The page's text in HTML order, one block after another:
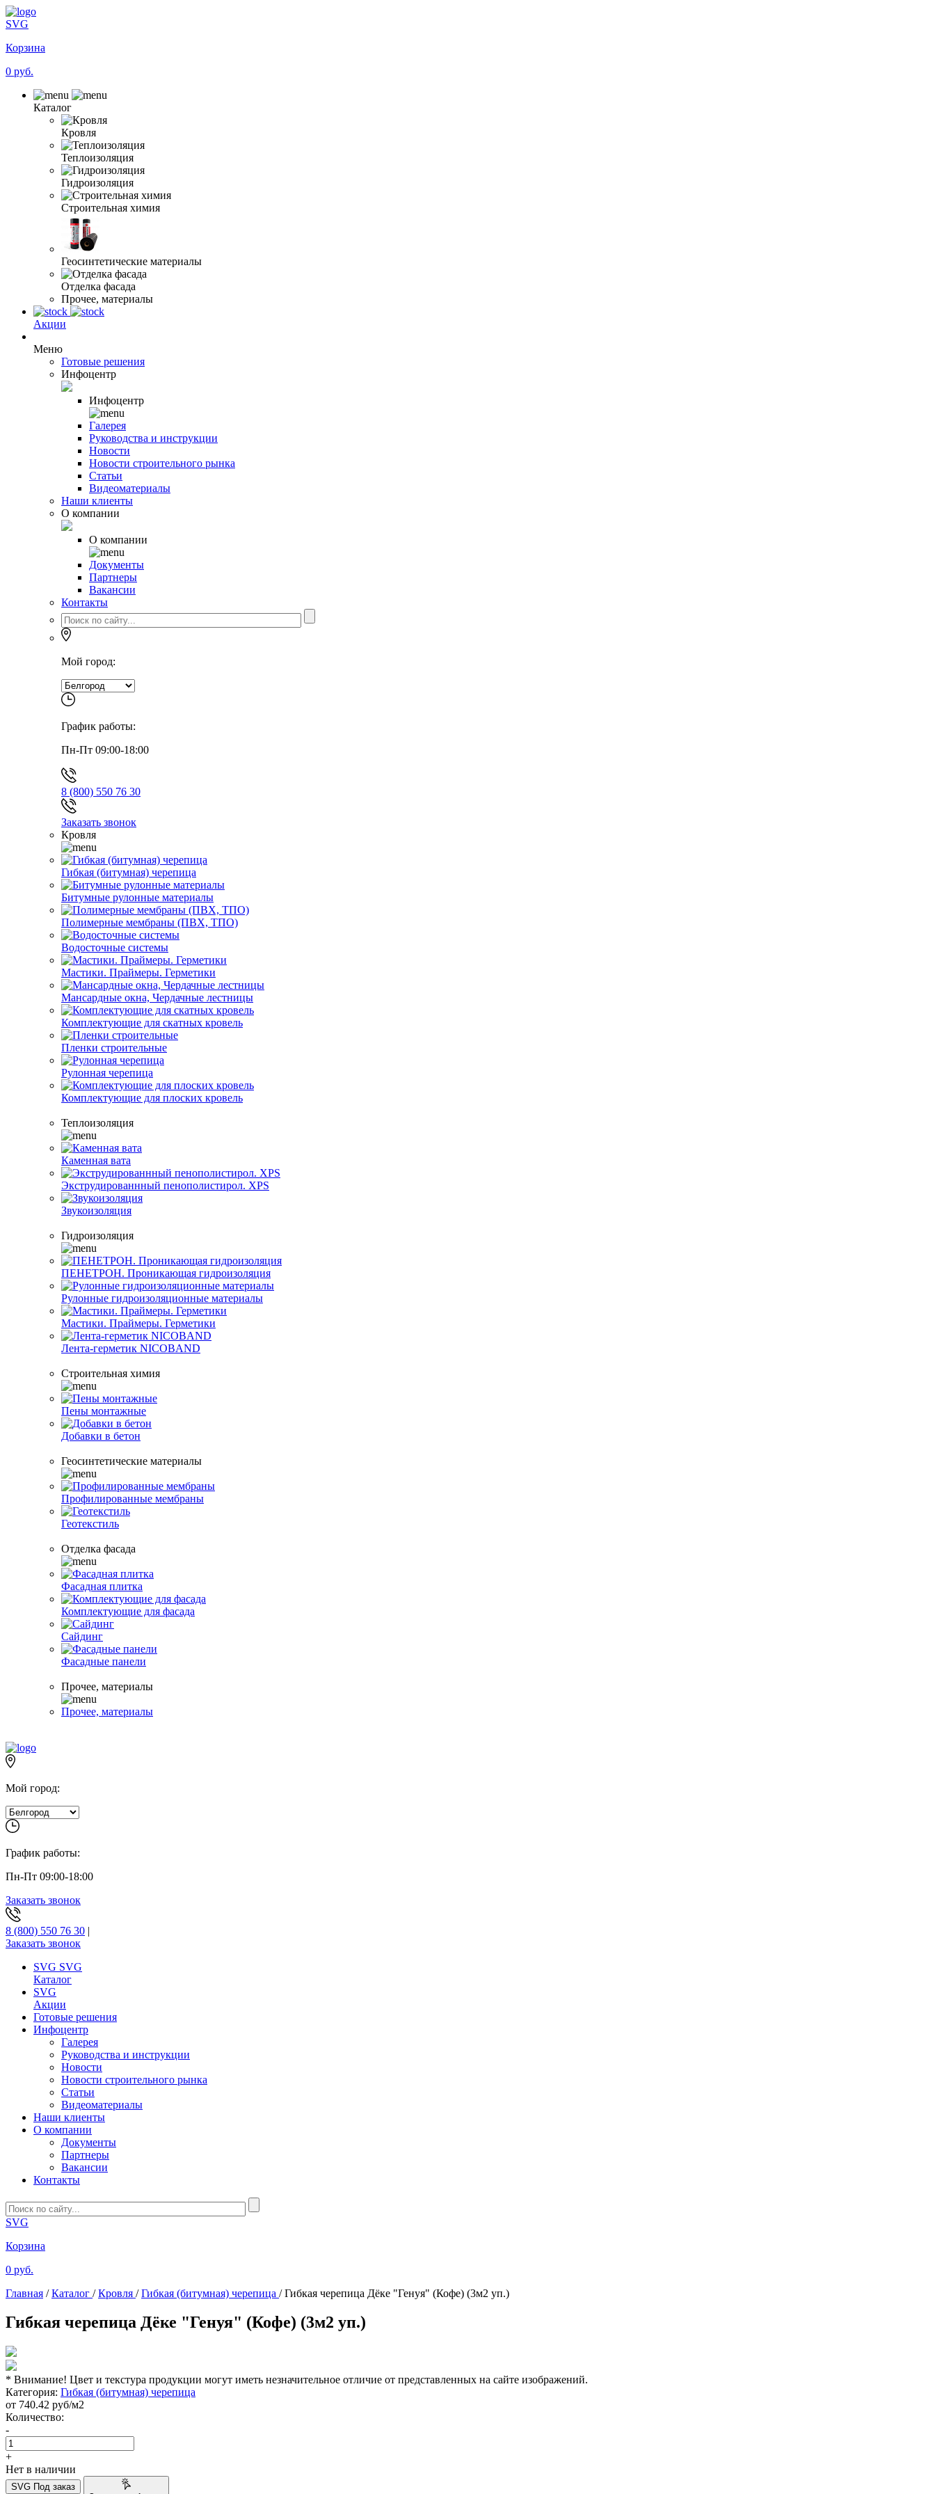
SVG
Корзина
0 руб.
Каталог
Кровля
Теплоизоляция
Гидроизоляция
Строительная химия
Геосинтетические материалы
Отделка фасада
Прочее, материалы
Акции
Меню
Готовые решения
Инфоцентр
Инфоцентр
Галерея
Руководства и инструкции
Новости
Новости строительного рынка
Статьи
Видеоматериалы
Наши клиенты
О компании
О компании
Документы
Партнеры
Вакансии
Контакты
Мой город:
График работы:
Пн-Пт 09:00-18:00
8 (800) 550 76 30
Заказать звонок
Кровля
Гибкая (битумная) черепица
Битумные рулонные материалы
Полимерные мембраны (ПВХ, ТПО)
Водосточные системы
Мастики. Праймеры. Герметики
Мансардные окна, Чердачные лестницы
Комплектующие для скатных кровель
Пленки строительные
Рулонная черепица
Комплектующие для плоских кровель
Теплоизоляция
Каменная вата
Экструдированнный пенополистирол. XPS
Звукоизоляция
Гидроизоляция
ПЕНЕТРОН. Проникающая гидроизоляция
Рулонные гидроизоляционные материалы
Мастики. Праймеры. Герметики
Лента-герметик NICOBAND
Строительная химия
Пены монтажные
Добавки в бетон
Геосинтетические материалы
Профилированные мембраны
Геотекстиль
Отделка фасада
Фасадная плитка
Комплектующие для фасада
Сайдинг
Фасадные панели
Прочее, материалы
Прочее, материалы
Мой город:
График работы:
Пн-Пт 09:00-18:00
Заказать звонок
8 (800) 550 76 30 |
Заказать звонок
SVG SVG
Каталог
SVG
Акции
Готовые решения
Инфоцентр
Галерея
Руководства и инструкции
Новости
Новости строительного рынка
Статьи
Видеоматериалы
Наши клиенты
О компании
Документы
Партнеры
Вакансии
Контакты
SVG
Корзина
0 руб.
Главная / Каталог / Кровля / Гибкая (битумная) черепица / Гибкая черепица Дёке "Генуя" (Кофе) (3м2 уп.)
Гибкая черепица Дёке "Генуя" (Кофе) (3м2 уп.)
* Внимание! Цвет и текстура продукции могут иметь незначительное отличие от представленных на сайте изображений.
Категория: Гибкая (битумная) черепица
от 740.42 руб/м2
Количество:
-
+
Нет в наличии
SVG Под заказ